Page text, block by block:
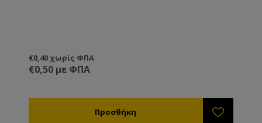
€0,40 χωρίς ΦΠΑ
€0,50 με ΦΠΑ